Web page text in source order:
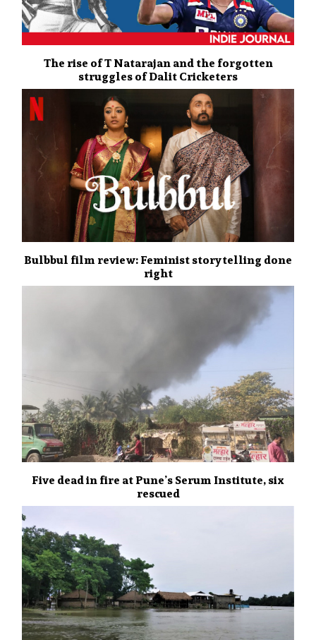
The rise of T Natarajan and the forgotten
struggles of Dalit Cricketers
Bulbbul film review: Feminist storytelling done
right
Five dead in fire at Pune’s Serum Institute, six
rescued